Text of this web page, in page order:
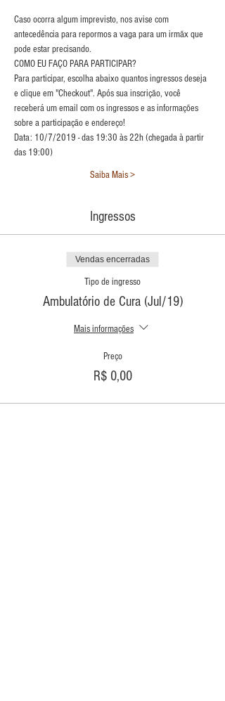
Caso ocorra algum imprevisto, nos avise com
antecedência para repormos a vaga para um irmãx que
pode estar precisando.
Para participar, escolha abaixo quantos ingressos deseja
e clique em "Checkout". Após sua inscrição, você
receberá um email com os ingressos e as informações
Data: 10/7/2019 - das 19:30 às 22h (chegada à partir
Saiba Mais >
Ingressos
Vendas encerradas
Tipo de ingresso
Ambulatório de Cura (Jul/19)
Mais informações
Preço
R$ 0,00